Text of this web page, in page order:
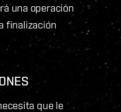
una operación
finalización
que le